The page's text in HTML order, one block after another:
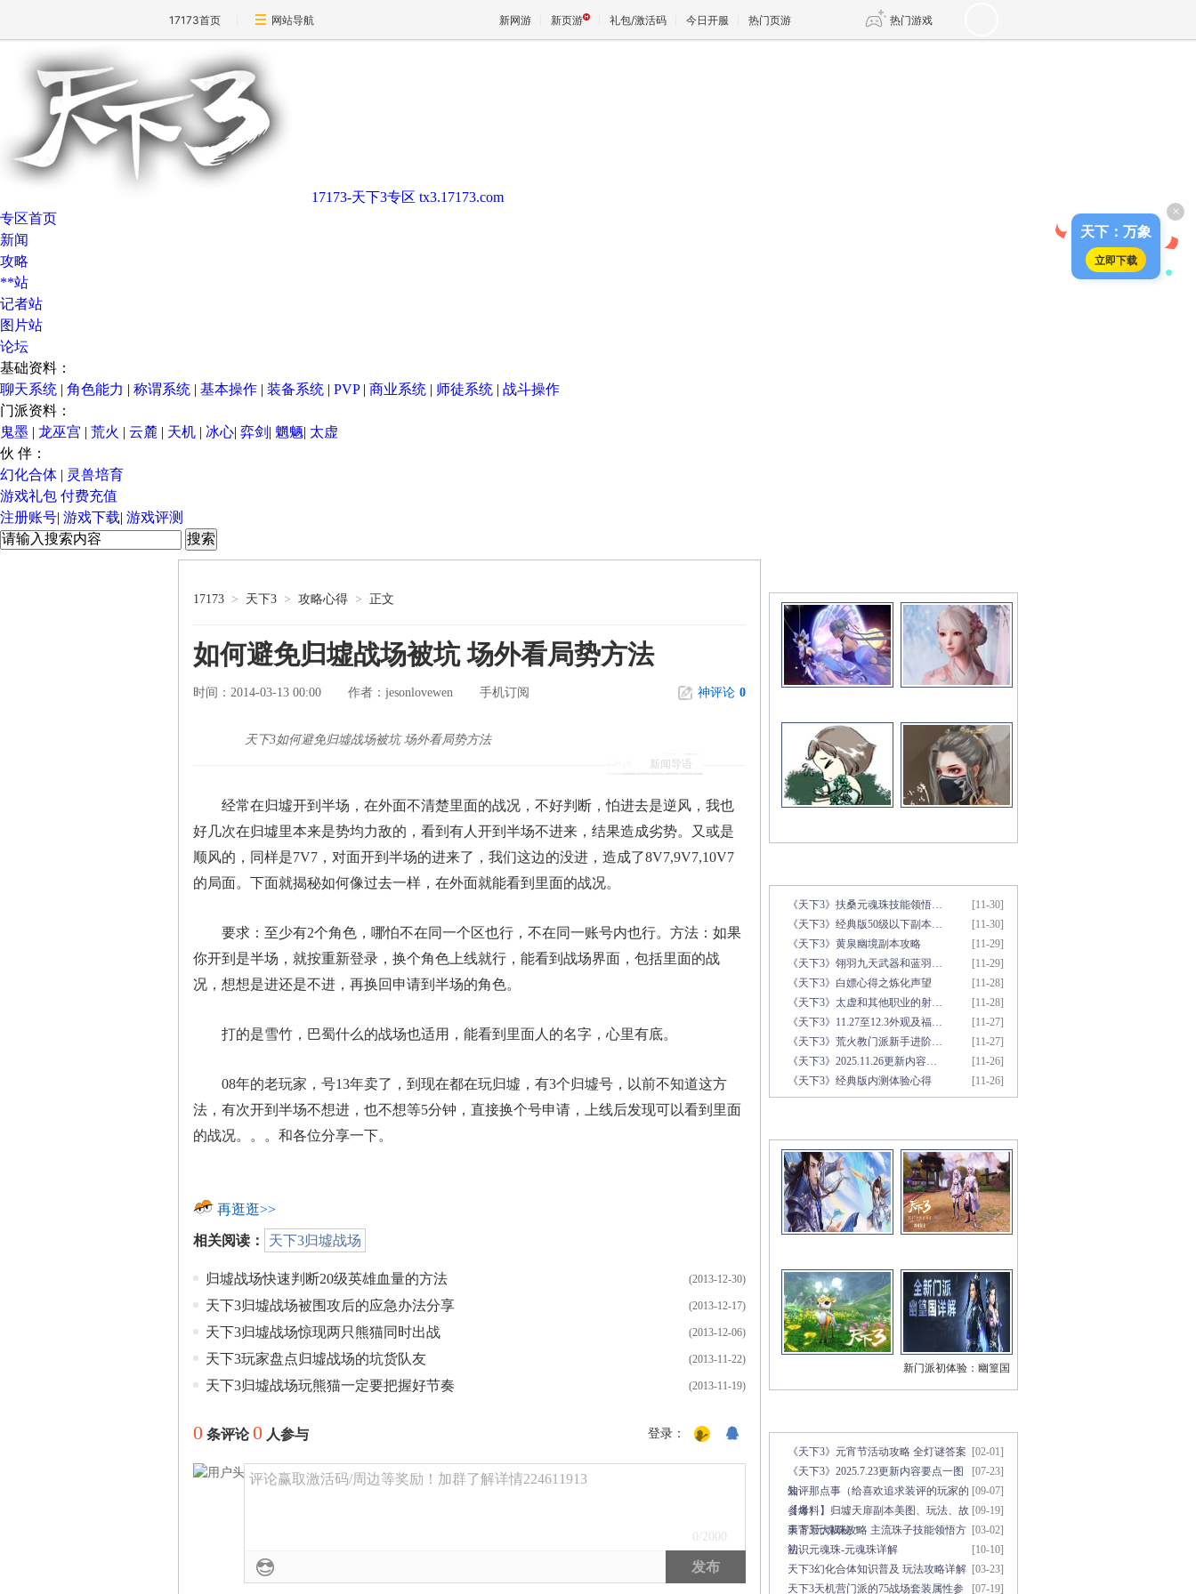
17173首页 网站导航 新网游 新页游 礼包/激活码 今日开服 热门页游 热门游戏
17173-天下3专区 tx3.17173.com
专区首页
新闻
攻略
**站
记者站
图片站
论坛
基础资料：
聊天系统 | 角色能力 | 称谓系统 | 基本操作 | 装备系统 | PVP | 商业系统 | 师徒系统 | 战斗操作
门派资料：
鬼墨 | 龙巫宫 | 荒火 | 云麓 | 天机 | 冰心| 弈剑 | 魍魉| 太虚
伙 伴：
幻化合体 | 灵兽培育
游戏礼包 付费充值
注册账号| 游戏下载| 游戏评测
17173 > 天下3 > 攻略心得 > 正文
如何避免归墟战场被坑 场外看局势方法
时间：2014-03-13 00:00 作者： jesonlovewen 手机订阅 神评论 0
新闻导语
天下3如何避免归墟战场被坑 场外看局势方法
经常在归墟开到半场，在外面不清楚里面的战况，不好判断，怕进去是逆风，我也
好几次在归墟里本来是势均力敌的，看到有人开到半场不进来，结果造成劣势。又或是
顺风的，同样是7V7，对面开到半场的进来了，我们这边的没进，造成了8V7,9V7,10V7
的局面。下面就揭秘如何像过去一样，在外面就能看到里面的战况。
要求：至少有2个角色，哪怕不在同一个区也行，不在同一账号内也行。方法：如果
你开到是半场，就按重新登录，换个角色上线就行，能看到战场界面，包括里面的战
况，想想是进还是不进，再换回申请到半场的角色。
打的是雪竹，巴蜀什么的战场也适用，能看到里面人的名字，心里有底。
08年的老玩家，号13年卖了，到现在都在玩归墟，有3个归墟号，以前不知道这方
法，有次开到半场不想进，也不想等5分钟，直接换个号申请，上线后发现可以看到里面
的战况。。。和各位分享一下。
再逛逛>>
相关阅读： 天下3归墟战场
(2013-12-30)
归墟战场快速判断20级英雄血量的方法
(2013-12-17)
天下3归墟战场被围攻后的应急办法分享
(2013-12-06)
天下3归墟战场惊现两只熊猫同时出战
(2013-11-22)
天下3玩家盘点归墟战场的坑货队友
(2013-11-19)
天下3归墟战场玩熊猫一定要把握好节奏
0 条评论0 人参与 登录：
评论赢取激活码/周边等奖励！加群了解详情224611913
0 /2000
发布
[11-30]
《天下3》扶桑元魂珠技能领悟…
[11-30]
《天下3》经典版50级以下副本…
[11-29]
《天下3》黄泉幽境副本攻略
[11-29]
《天下3》翎羽九天武器和蓝羽…
[11-28]
《天下3》白嫖心得之炼化声望
[11-28]
《天下3》太虚和其他职业的射…
[11-27]
《天下3》11.27至12.3外观及福…
[11-27]
《天下3》荒火教门派新手进阶…
[11-26]
《天下3》2025.11.26更新内容…
[11-26]
《天下3》经典版内测体验心得
新门派初体验：幽篁国
[02-01]
《天下3》元宵节活动攻略 全灯谜答案
[07-23]
《天下3》2025.7.23更新内容要点一图
知
[09-07]
装评那点事（给喜欢追求装评的玩家的
参考）
[09-19]
【爆料】归墟天扉副本美图、玩法、故
事背景大揭秘！
[03-02]
天下3元魂珠攻略 主流珠子技能领悟方
法
[10-10]
初识元魂珠-元魂珠详解
[03-23]
天下3幻化合体知识普及 玩法攻略详解
[07-19]
天下3天机营门派的75战场套装属性参
×
天下：万象
立即下载